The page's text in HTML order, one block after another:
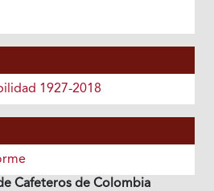
1927-2018
Cafeteros de Colombia